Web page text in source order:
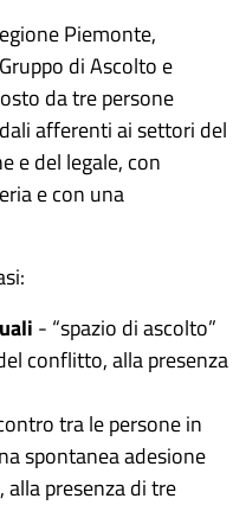
Piemonte,
di Ascolto e
da tre persone
afferenti ai settori del
e del legale, con
e con una
- “spazio di ascolto”
conflitto, alla presenza
tra le persone in
spontanea adesione
presenza di tre